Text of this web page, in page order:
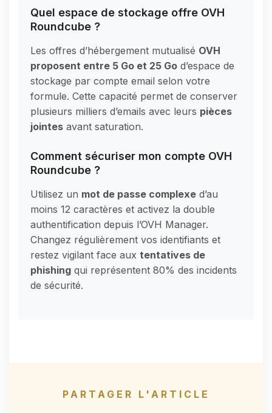
Quel espace de stockage offre OVH
Roundcube ?
Les offres d’hébergement mutualisé OVH
proposent entre 5 Go et 25 Go d’espace de
stockage par compte email selon votre
formule. Cette capacité permet de conserver
plusieurs milliers d’emails avec leurs pièces
jointes avant saturation.
Comment sécuriser mon compte OVH
Roundcube ?
Utilisez un mot de passe complexe d’au
moins 12 caractères et activez la double
authentification depuis l’OVH Manager.
Changez régulièrement vos identifiants et
restez vigilant face aux tentatives de
phishing qui représentent 80% des incidents
de sécurité.
PARTAGER L'ARTICLE